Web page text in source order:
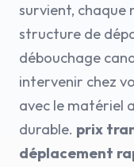
survient,
structure de
débouchage
intervenir chez
avec le matériel
durable. prix
déplacement